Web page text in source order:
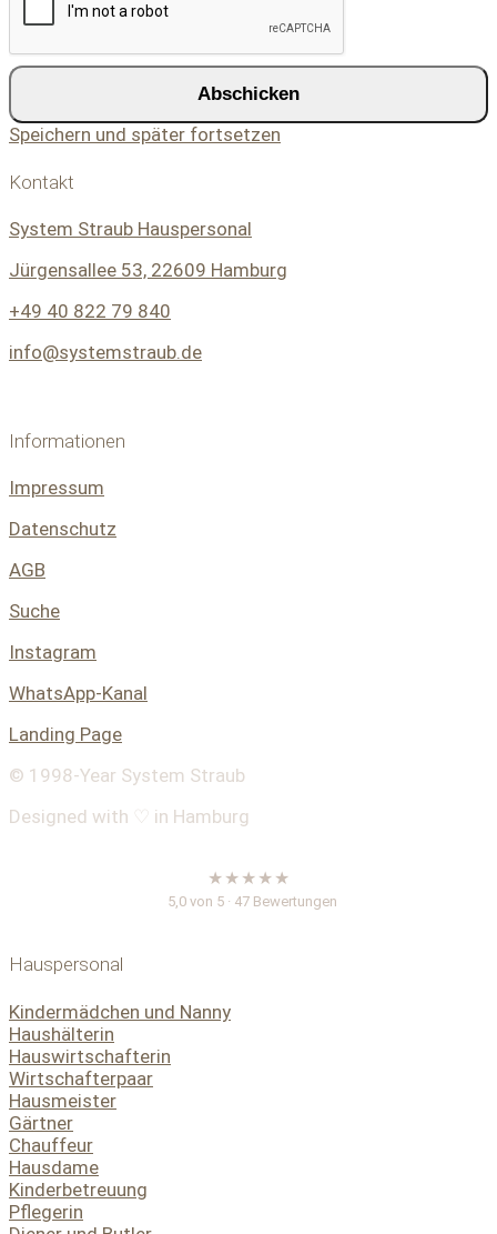
Abschicken
Speichern und später fortsetzen
Kontakt
System Straub Hauspersonal
Jürgensallee 53, 22609 Hamburg
+49 40 822 79 840
info@systemstraub.de
Informationen
Impressum
Datenschutz
AGB
Suche
Instagram
WhatsApp-Kanal
Landing Page
© 1998-Year System Straub
Designed with ♡ in Hamburg
★★★★★
5,0 von 5 · 47 Bewertungen
Hauspersonal
Kindermädchen und Nanny
Haushälterin
Hauswirtschafterin
Wirtschafterpaar
Hausmeister
Gärtner
Chauffeur
Hausdame
Kinderbetreuung
Pflegerin